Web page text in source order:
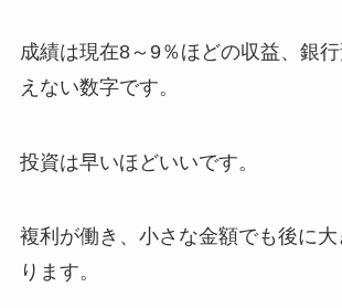
成績は現在8～9％ほどの収益、銀
えない数字です。
投資は早いほどいいです。
複利が働き、小さな金額でも後に
ります。